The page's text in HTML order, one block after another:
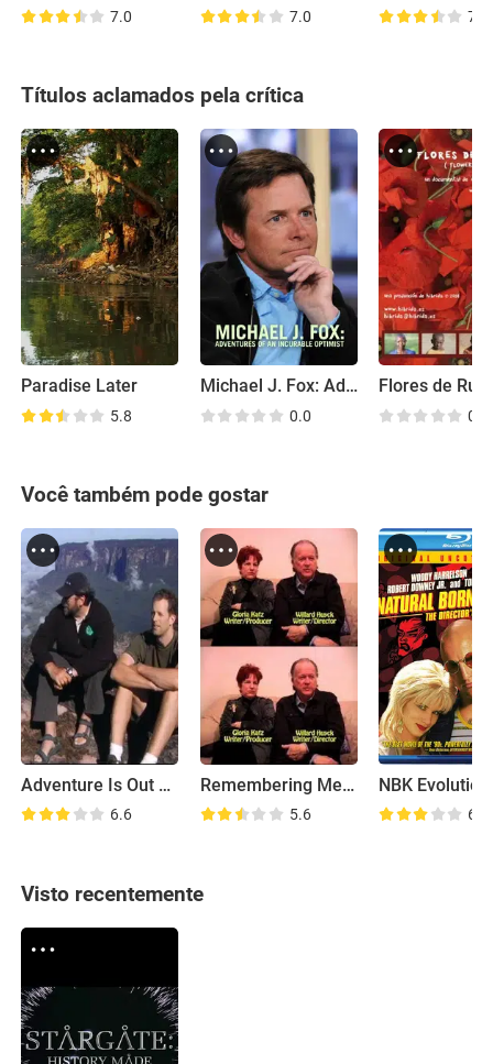
7.0 7.0 7.0
Títulos aclamados pela crítica
Paradise Later
5.8
Michael J. Fox: Adventures of an Incurable Optimist
0.0
Flores de
0.0
Você também pode gostar
Adventure Is Out There
6.6
Remembering Messiah of Evil
5.6 6.5
Visto recentemente